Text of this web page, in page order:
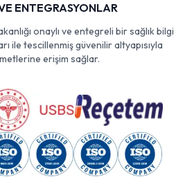
ENTEGRASYONLAR
onaylı ve entegreli bir sağlık bilgi
ile tescillenmiş güvenilir altyapısıyla
erişim sağlar.